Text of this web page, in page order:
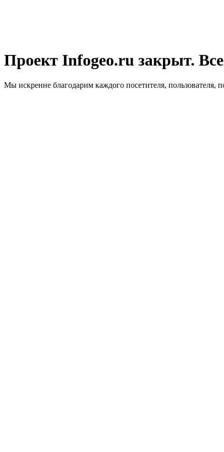
Проект Infogeo.ru закрыт.
Мы искренне благодарим каждого посетителя, пользователя,